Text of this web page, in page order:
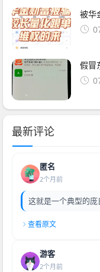
被华
假冒
最新评论
匿名
2个月前
这就是一个典型的
查看原文
游客
2个月前